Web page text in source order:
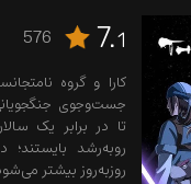
7.1
576
کارا و گروه
جست‌وجوی
تا در برابر یک
رو‌به‌رشد
روزبه‌روز بیشتر